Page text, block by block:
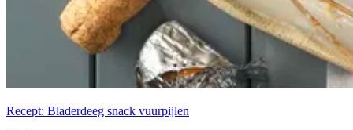
Recept: Bladerdeeg snack vuurpijlen